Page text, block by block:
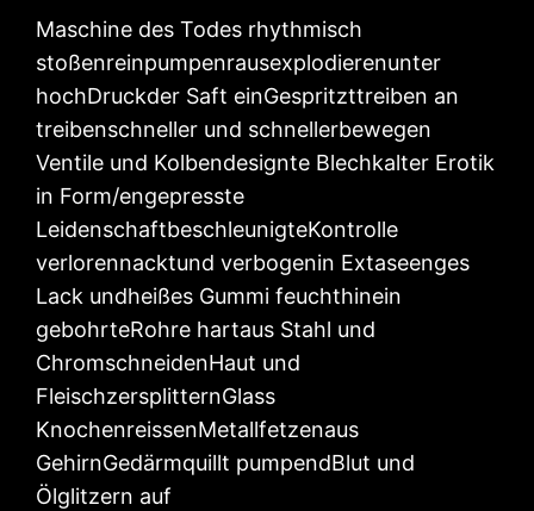
Maschine des Todes rhythmisch
stoßenreinpumpenrausexplodierenunter
hochDruckder Saft einGespritzttreiben an
treibenschneller und schnellerbewegen
Ventile und Kolbendesignte Blechkalter Erotik
in Form/engepresste
LeidenschaftbeschleunigteKontrolle
verlorennacktund verbogenin Extaseenges
Lack undheißes Gummi feuchthinein
gebohrteRohre hartaus Stahl und
ChromschneidenHaut und
FleischzersplitternGlass
KnochenreissenMetallfetzenaus
GehirnGedärmquillt pumpendBlut und
Ölglitzern auf